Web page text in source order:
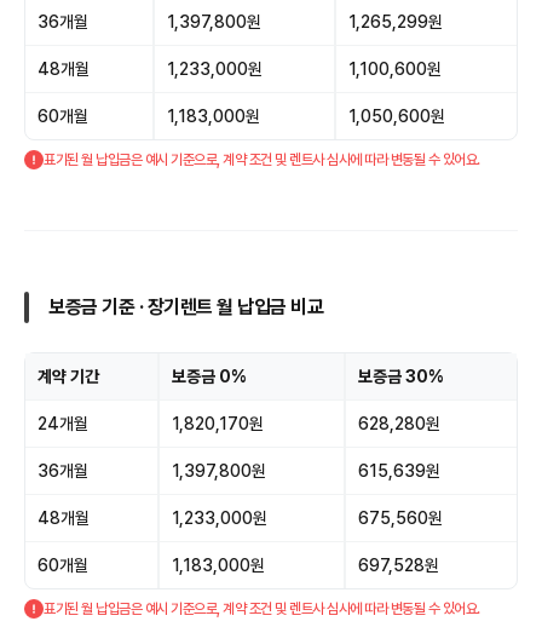
36개월 1,397,800원 1,265,299원
48개월 1,233,000원 1,100,600원
60개월 1,183,000원 1,050,600원
표기된 월 납입금은 예시 기준으로, 계약 조건 및 렌트사 심사에 따라 변동될 수 있어요.
보증금 기준 · 장기렌트 월 납입금 비교
계약 기간 보증금 0% 보증금 30%
24개월 1,820,170원 628,280원
36개월 1,397,800원 615,639원
48개월 1,233,000원 675,560원
60개월 1,183,000원 697,528원
표기된 월 납입금은 예시 기준으로, 계약 조건 및 렌트사 심사에 따라 변동될 수 있어요.